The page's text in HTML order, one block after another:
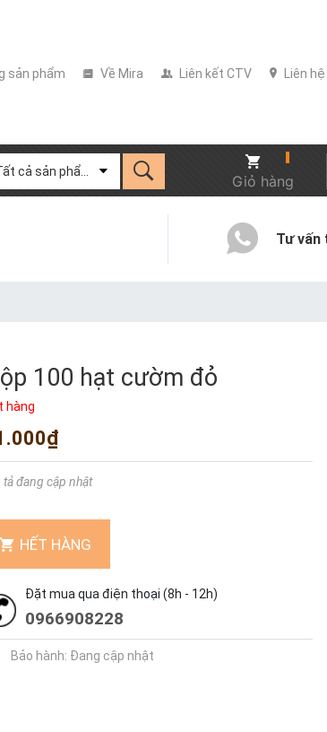
sản phẩm Về Mira Liên kết CTV Liên hệ
Giỏ hàng
Tư vấn
100 hạt cườm đỏ
hàng
tả đang cập nhật
HẾT HÀNG
Đặt mua qua điện thoại (8h - 12h)
0966908228
Bảo hành: Đang cập nhật